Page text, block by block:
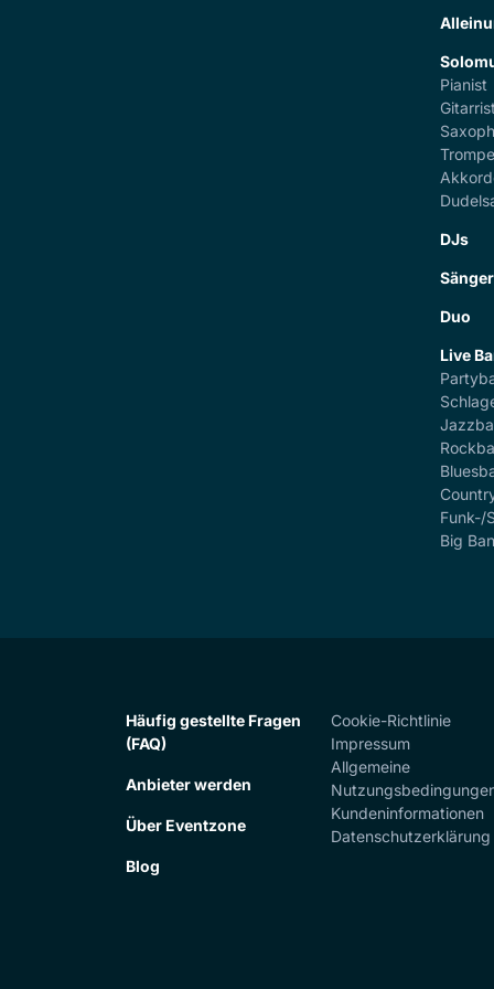
Pianist
DJs
Sänger
Duo
Live
Funk-/
Big
Häufig gestellte Fragen
(FAQ)
Anbieter werden
Über Eventzone
Blog
Cookie-Richtlinie
Impressum
Allgemeine
Kundeninformationen
Datenschutzerklärung